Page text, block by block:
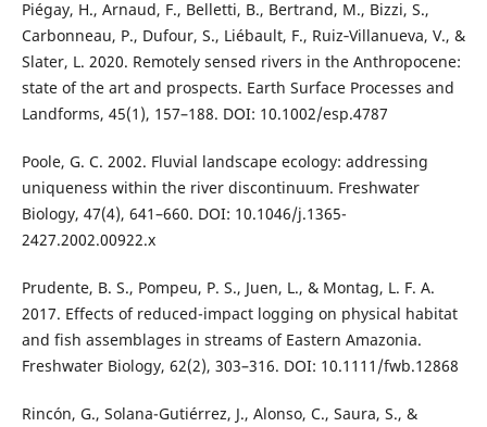
Piégay, H., Arnaud, F., Belletti, B., Bertrand, M., Bizzi, S.,
Carbonneau, P., Dufour, S., Liébault, F., Ruiz‐Villanueva, V., &
Slater, L. 2020. Remotely sensed rivers in the Anthropocene:
state of the art and prospects. Earth Surface Processes and
Landforms, 45(1), 157–188. DOI: 10.1002/esp.4787
Poole, G. C. 2002. Fluvial landscape ecology: addressing
uniqueness within the river discontinuum. Freshwater
Biology, 47(4), 641–660. DOI: 10.1046/j.1365-
2427.2002.00922.x
Prudente, B. S., Pompeu, P. S., Juen, L., & Montag, L. F. A.
2017. Effects of reduced-impact logging on physical habitat
and fish assemblages in streams of Eastern Amazonia.
Freshwater Biology, 62(2), 303–316. DOI: 10.1111/fwb.12868
Rincón, G., Solana-Gutiérrez, J., Alonso, C., Saura, S., &